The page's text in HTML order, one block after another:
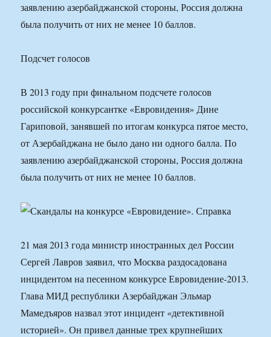
заявлению азербайджанской стороны, Россия должна
была получить от них не менее 10 баллов.
Подсчет голосов
В 2013 году при финальном подсчете голосов
российской конкурсантке «Евровидения» Дине
Гариповой, занявшей по итогам конкурса пятое место,
от Азербайджана не было дано ни одного балла. По
заявлению азербайджанской стороны, Россия должна
была получить от них не менее 10 баллов.
21 мая 2013 года министр иностранных дел России
Сергей Лавров заявил, что Москва раздосадована
инцидентом на песенном конкурсе Евровидение-2013.
Глава МИД республики Азербайджан Эльмар
Мамедъяров назвал этот инцидент «детективной
историей». Он привел данные трех крупнейших